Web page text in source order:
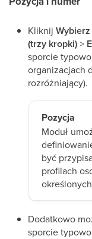
Kliknij
(trzy kropki)>
sporcie
organizacjach
rozróżniający).
Pozycja
Moduł
być
profilach
Dodatkowo
sporcie